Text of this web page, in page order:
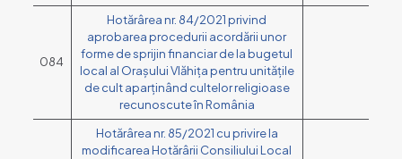
084
Hotărârea nr. 84/2021 privind
aprobarea procedurii acordării unor
forme de sprijin financiar de la bugetul
local al Orașului Vlăhița pentru unitățile
de cult aparținând cultelor religioase
recunoscute în România
Hotărârea nr. 85/2021 cu privire la
modificarea Hotărârii Consiliului Local